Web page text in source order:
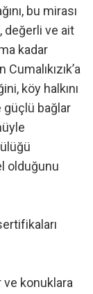
bu mirası
değerli ve ait
kadar
köy halkını
güçlü bağlar
olduğunu
ve konuklara